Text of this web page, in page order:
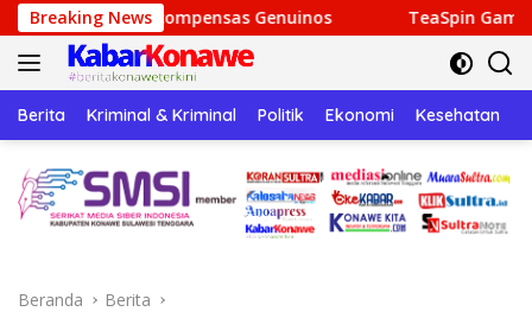
Langsung
ke
konten
Breaking News
Recompensas Genuinos TeaSpin Gaming: Your
Berita Kriminal & Kriminal Politik Ekonomi Kesehatan
Beranda Berita